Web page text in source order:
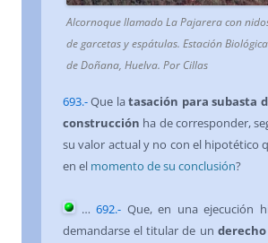
Alcornoque llamado La Pajarera con
de garcetas y espátulas. Estación Biológica
de Doñana, Huelva. Por Cillas
693.-Que latasación para subasta
construcción ha de corresponder,
su valor actual y no con el hipotético
en el momento de su conclusión?
…692.- Que, en una ejecución
demandarse el titular de un